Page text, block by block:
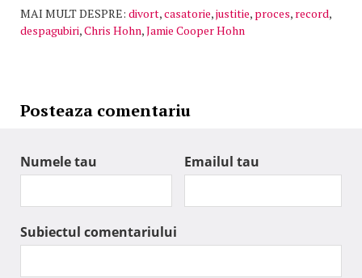
MAI MULT DESPRE: divort,casatorie,justitie, proces, record,
despagubiri,Chris Hohn,Jamie Cooper Hohn
Posteaza comentariu
Numele tau Emailul tau
Subiectul comentariului